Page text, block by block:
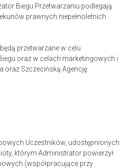
Biegu Przetwarzaniu podlegają
prawnych niepełnoletnich
przetwarzane w celu
oraz w celach marketingowych i
oraz Szczecińską Agencję
Uczestników, udostępnionych
którym Administrator powierzył
(współpracujące przy